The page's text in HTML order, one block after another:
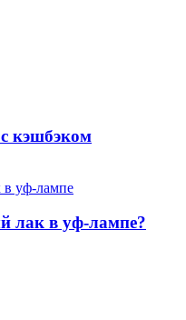
кэшбэком
лак в уф-лампе?